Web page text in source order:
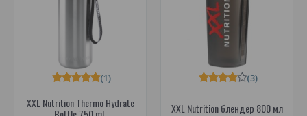
XXL Nutrition Thermo Hydrate
(1)
XXL Nutrition блендер 800 мл
(3)